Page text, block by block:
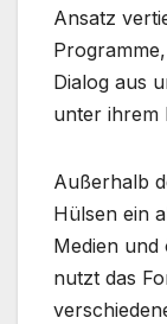
Ansatz
Dialog aus
unter ihrem
Außerhalb
Hülsen ein
Medien und
nutzt das